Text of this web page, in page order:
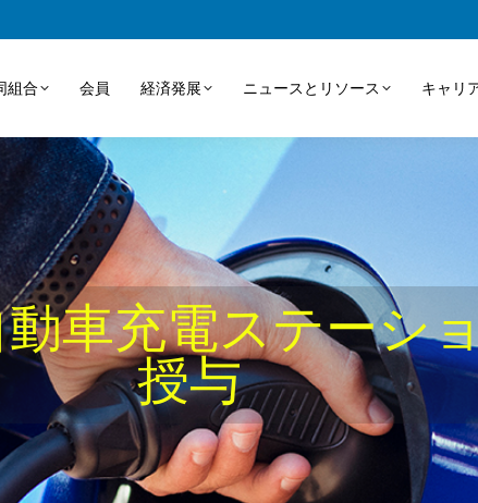
組合 会員 経済発展 ニュースとリソース キャリ
車充電ステーシ
授与